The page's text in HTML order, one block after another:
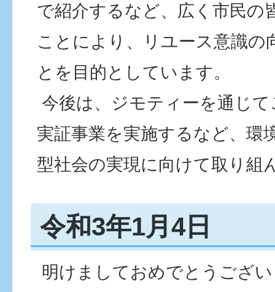
で紹介するなど、広く市民の
ことにより、リユース意識の
とを目的としています。
今後は、ジモティーを通じ
実証事業を実施するなど、環
型社会の実現に向けて取り組
令和3年1月4日
明けましておめでとうござ